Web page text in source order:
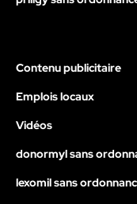
Contenu publicitaire
Emplois locaux
Vidéos
donormyl sans
lexomil sans